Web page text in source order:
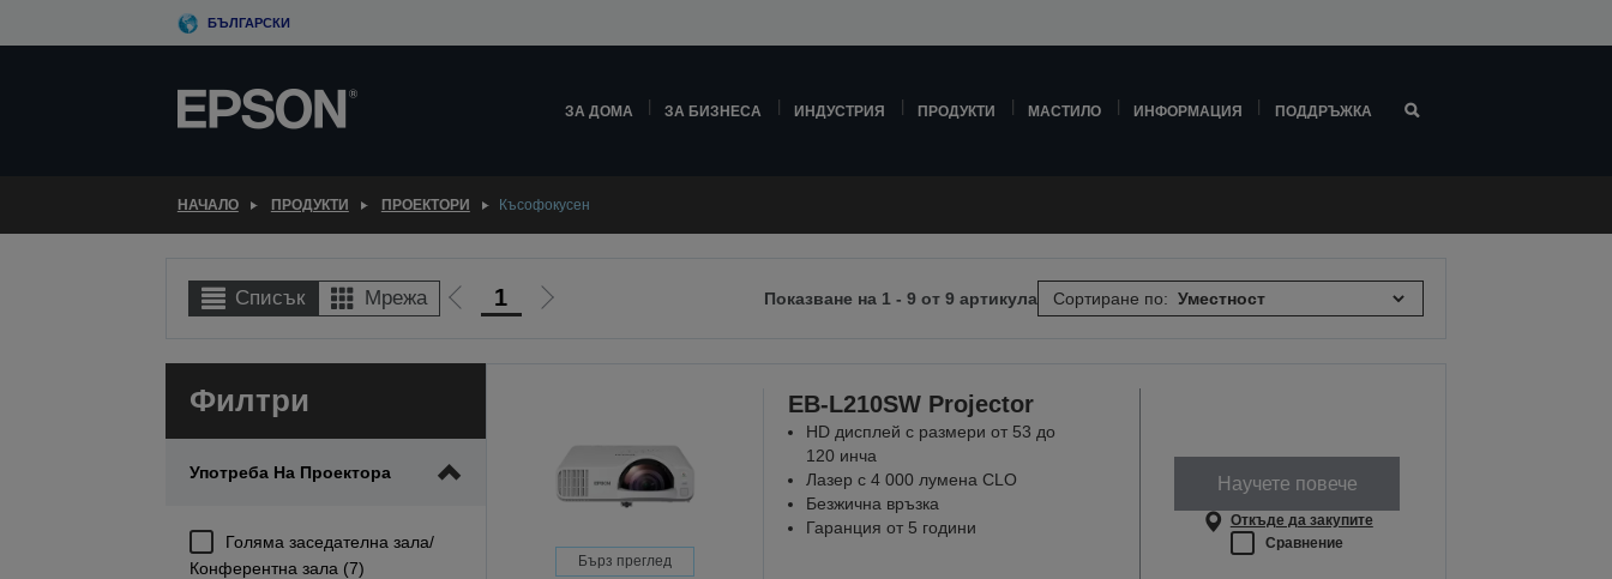
to
БЪЛГАРСКИ
ЗА ДОМА ЗА БИЗНЕСА ИНДУСТРИЯ ПРОДУКТИ МАСТИЛО ИНФОРМАЦИЯ ПОДДРЪЖКА
НАЧАЛО ПРОДУКТИ ПРОЕКТОРИ Късофокусен
Списък Мрежа
Отиди
предишната
1
Отиди
Показване на 1 - 9 от 9 артикула Сортиране по:
Филтри
Употреба На Проектора
Голяма заседателна зала/
Конферентна зала (7)
Бърз преглед
EB-L210SW Projector
HD дисплей с размери от 53 до
120 инча
Лазер с 4 000 лумена CLO
Безжична връзка
Гаранция от 5 години
Научете повече
Откъде да закупите
Сравнение